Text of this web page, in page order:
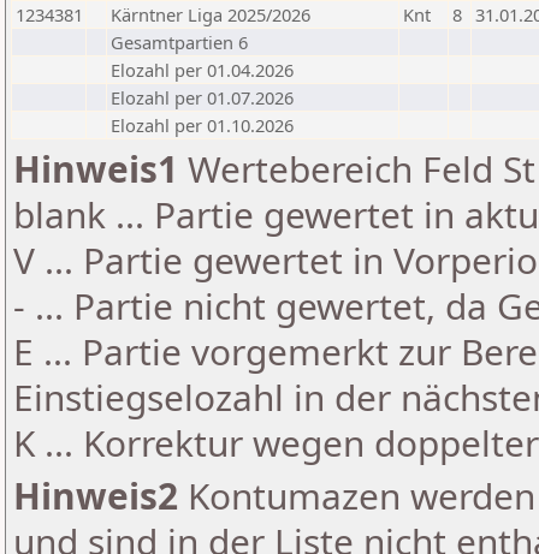
1234381
Kärntner Liga 2025/2026 Knt 8
Gesamtpartien 6
Elozahl per 01.04.2026
Elozahl per 01.07.2026
Elozahl per 01.10.2026
Hinweis1 Wertebereich Feld
blank ... Partie gewertet in
V ... Partie gewertet in
- ... Partie nicht gewertet, da
E ... Partie vorgemerkt zur
Einstiegselozahl in der
K ... Korrektur wegen
Hinweis2 Kontumazen
und sind in der Liste nicht